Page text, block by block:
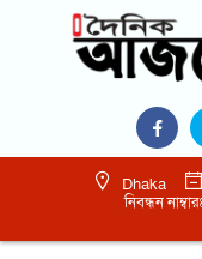
Dhaka
নিবন্ধন